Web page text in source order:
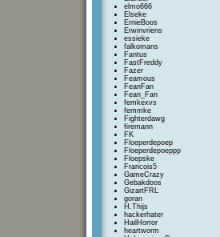
elmo666
Elseke
ErnieBoos
Erwinvriens
essieke
falkomans
Fantus
FastFreddy
Fazer
Feamous
FeanFan
Fean_Fan
femkexvs
femmke
Fighterdawg
firemann
FK
Floeperdepoep
Floeperdepoeppp
Floepske
Francois5
GameCrazy
Gebakdoos
GizartFRL
goran
H.Thijs
hackerhater
HailHorror
heartworm